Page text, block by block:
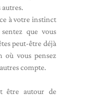
à votre instinct
que vous
peut-être déjà
où vous pensez
compte.
être autour de